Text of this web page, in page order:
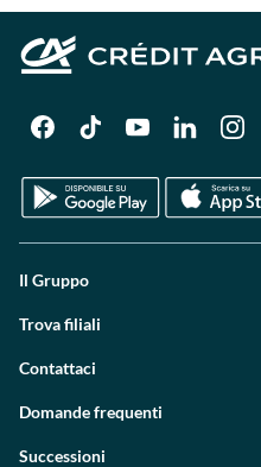
Il Gruppo
Trova filiali
Contattaci
Domande frequenti
Successioni